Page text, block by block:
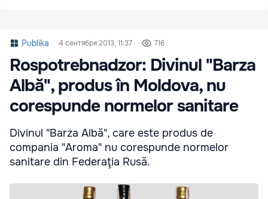
Publika 4 сентября 2013, 11:37 716
Rospotrebnadzor: Divinul "Barza
Albă", produs în Moldova, nu
corespunde normelor sanitare
Divinul "Barza Albă", care este produs de
compania "Aroma" nu corespunde normelor
sanitare din Federaţia Rusă.